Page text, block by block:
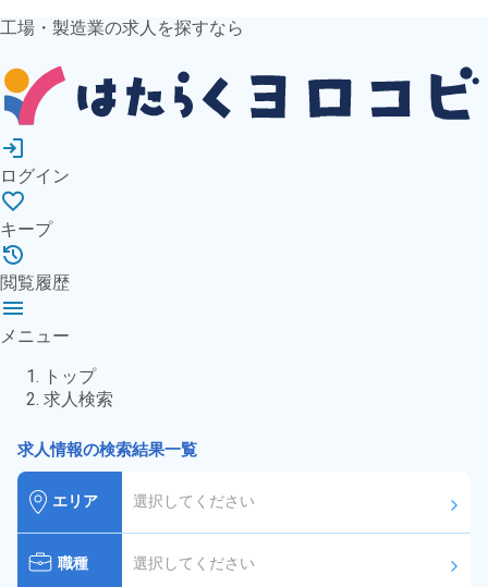
工場・製造業の求人を探すなら
ログイン
キープ
閲覧履歴
メニュー
トップ
求人検索
求人情報の検索結果一覧
エリア 選択してください arrow_forward_ios
職種 選択してください arrow_forward_ios